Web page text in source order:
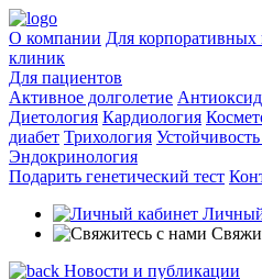
О компании Для корпоративных
клиник
Для пациентов
Активное долголетие
Диетология Кардиология
диабет Трихология
Эндокринология
Подарить генетический тест
Новости и публикации